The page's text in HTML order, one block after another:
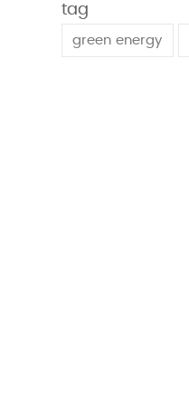
tag
green energy